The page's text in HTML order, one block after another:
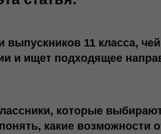
выпускников 11 класса,
и ищет подходящее
, которые
какие возможности